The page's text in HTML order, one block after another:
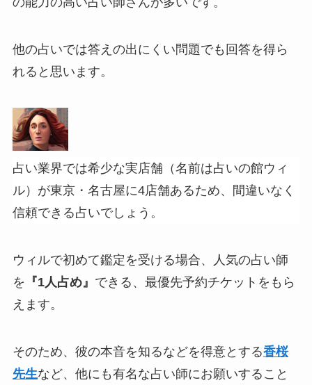
他の占いでは答えの出にくい問題でも回答を得ら
れると思います。
占い業界では希少な実店舗（名前は占いの館ウィ
ル）が東京・名古屋に4店舗あるため、間違いなく
信頼できる占いでしょう。
ウィルで初めて鑑定を受ける場合、人気の占い師
を 『1人占め』 できる、最優先予約チケットをもら
えます。
そのため、彼の本音を知るなどを得意とする香桜
先生など、他にも有名な占い師にお願いすること